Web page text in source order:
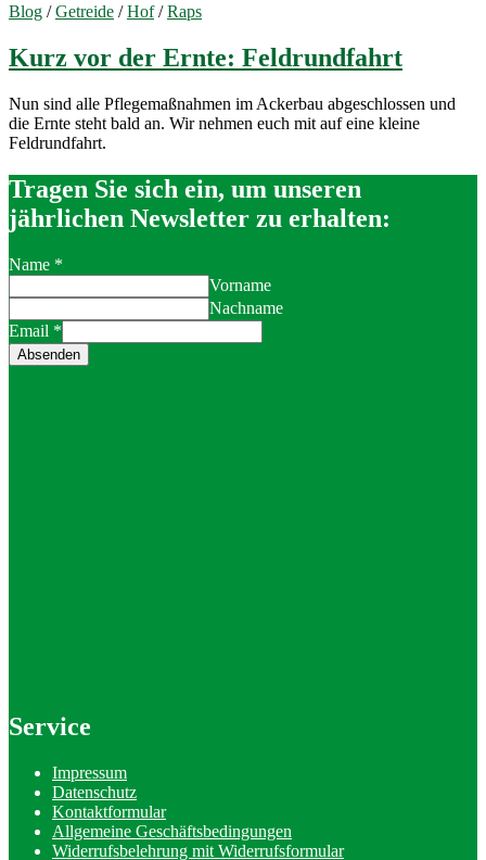
Blog /Getreide /Hof/Raps
Kurz vor der Ernte: Feldrundfahrt
Nun sind alle Pflegemaßnahmen im Ackerbau abgeschlossen und
die Ernte steht bald an. Wir nehmen euch mit auf eine kleine
Feldrundfahrt.
Tragen Sie sich ein, um unseren
jährlichen Newsletter zu erhalten:
Name *
Vorname
Nachname
Email *
Absenden
Service
Impressum
Datenschutz
Kontaktformular
Allgemeine Geschäftsbedingungen
Widerrufsbelehrung mit Widerrufsformular